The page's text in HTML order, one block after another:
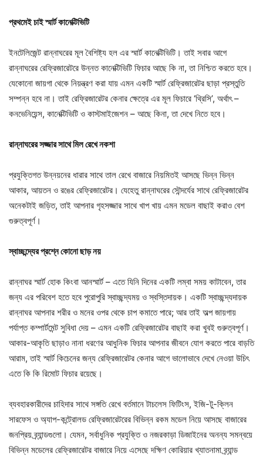
প্রথমেইচাইস্মার্টকানেক্টিভিটি
ইনটেলিজেন্ট রান্নাঘরের মূল বৈশিষ্ট্য হল এর স্মার্ট কানেক্টিভিটি। তাই সবার আগে
রান্নাঘরের রেফ্রিজারেটরে উন্নত কানেক্টিভিটি ফিচার আছে কি না, তা নিশ্চিত করতে হবে।
যেকোনো জায়গা থেকে নিয়ন্ত্রণ করা যায় এমন একটি স্মার্ট রেফ্রিজারেটর ছাড়া প্রস্তুতি
সম্পন্ন হবে না। তাই রেফ্রিজারেটর কেনার ক্ষেত্রে এর মূল ফিচারে ‘থ্রিসি’, অর্থাৎ –
কনভেনিয়েন্স, কানেক্টিভিটি ও কাস্টমাইজেশন – আছে কিনা, তা দেখে নিতে হবে।
রান্নাঘরেরসজ্জারসাথেমিলরেখেনকশা
প্রযুক্তিগত উন্নয়নের ধারার সাথে তাল রেখে বাজারে নিয়মিতই আসছে ভিন্ন ভিন্ন
আকার, আয়তন ও রঙের রেফ্রিজারেটর। যেহেতু রান্নাঘরের সৌন্দর্যের সাথে রেফ্রিজারেটর
অনেকটাই জড়িত, তাই আপনার গৃহসজ্জার সাথে খাপ খায় এমন মডেল বাছাই করাও বেশ
গুরুত্বপূর্ণ।
স্বাচ্ছন্দ্যেরপ্রশ্নেকোনোছাড়নয়
রান্নাঘর স্মার্ট হোক কিংবা আনস্মার্ট – এতে যিনি দিনের একটি লম্বা সময় কাটাবেন, তার
জন্য এর পরিবেশ হতে হবে পুরোপুরি স্বাচ্ছন্দ্যময় ও স্বস্তিদায়ক। একটি স্বাচ্ছন্দ্যদায়ক
রান্নাঘর আপনার শরীর ও মনের ওপর থেকে চাপ কমাতে পারে; আর তাই অল্প জায়গায়
পর্যাপ্ত কম্পার্টমেন্ট সুবিধা দেয় – এমন একটি রেফ্রিজারেটর বাছাই করা খুবই গুরুত্বপূর্ণ।
আকার-আকৃতি ছাড়াও নানা ধরণের আধুনিক ফিচার আপনার জীবনে যোগ করতে পারে বাড়তি
আরাম, তাই স্মার্ট কিচেনের জন্য রেফ্রিজারেটর কেনার আগে ভালোভাবে দেখে নেওয়া উচিৎ
এতে কি কি রিমোট ফিচার রয়েছে।
ব্যবহারকারীদের চাহিদার সাথে সঙ্গতি রেখে বর্তমানে টাচলেস ফিটিংস, ইজি-টু-ক্লিন
সারফেস ও অ্যাপ-কন্ট্রোলড রেফ্রিজারেটরের বিভিন্ন রকম মডেল নিয়ে আসছে বাজারের
জনপ্রিয় ব্র্যান্ডগুলো। যেমন, সর্বাধুনিক প্রযুক্তি ও নজরকাড়া ডিজাইনের অনন্য সমন্বয়ে
বিভিন্ন মডেলের রেফ্রিজারেটর বাজারে নিয়ে এসেছে দক্ষিণ কোরিয়ার খ্যাতনামা ব্র্যান্ড